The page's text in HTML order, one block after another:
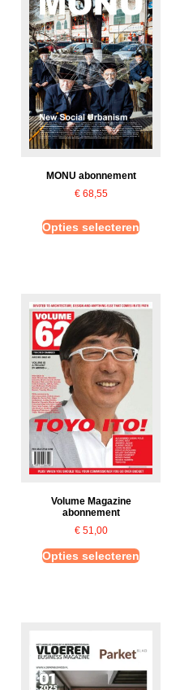
MONU abonnement
€68,55
Opties selecteren
Volume Magazine
abonnement
€51,00
Opties selecteren